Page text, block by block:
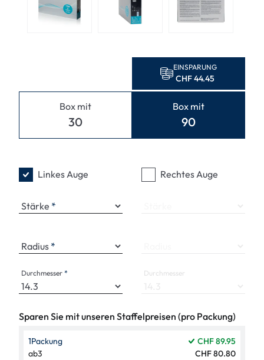
Box mit
30
EINSPARUNG
CHF 44.45
Box mit
90
Linkes Auge
Stärke
Radius
Durchmesser
Rechtes Auge
Durchmesser
Sparen Sie mit unseren Staffelpreisen (pro Packung)
1Packung
CHF 89.95
ab3
CHF 80.80